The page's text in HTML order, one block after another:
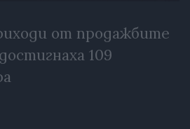
от продажбите
109